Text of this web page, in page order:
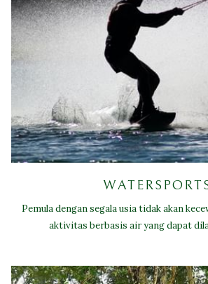
Pemula dengan segala usia tidak akan
aktivitas berbasis air yang dapat